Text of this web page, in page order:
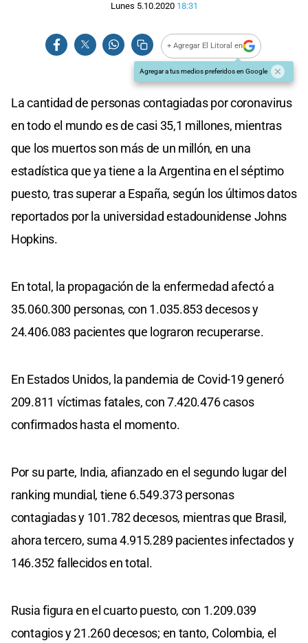
Lunes 5.10.2020 18:31
+ Agregar El Litoral en
Agregar a tus medios preferidos en Google
La cantidad de personas contagiadas por coronavirus
en todo el mundo es de casi 35,1 millones, mientras
que los muertos son más de un millón, en una
estadística que ya tiene a la Argentina en el séptimo
puesto, tras superar a España, según los últimos datos
reportados por la universidad estadounidense Johns
Hopkins.
En total, la propagación de la enfermedad afectó a
35.060.300 personas, con 1.035.853 decesos y
24.406.083 pacientes que lograron recuperarse.
En Estados Unidos, la pandemia de Covid-19 generó
209.811 víctimas fatales, con 7.420.476 casos
confirmados hasta el momento.
Por su parte, India, afianzado en el segundo lugar del
ranking mundial, tiene 6.549.373 personas
contagiadas y 101.782 decesos, mientras que Brasil,
ahora tercero, suma 4.915.289 pacientes infectados y
146.352 fallecidos en total.
Rusia figura en el cuarto puesto, con 1.209.039
contagios y 21.260 decesos; en tanto, Colombia, el